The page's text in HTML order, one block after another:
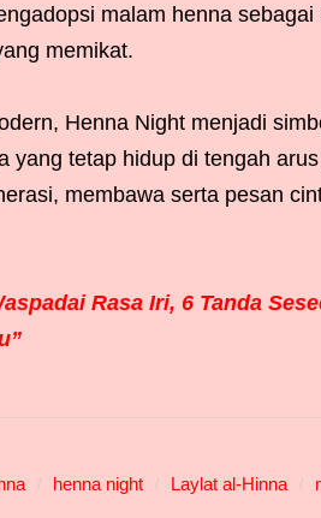
malam henna
memikat.
Henna Night menjadi
yang tetap hidup di tengah
membawa serta pesan
Rasa Iri, 6 Tanda
henna night Laylat al-Hinna